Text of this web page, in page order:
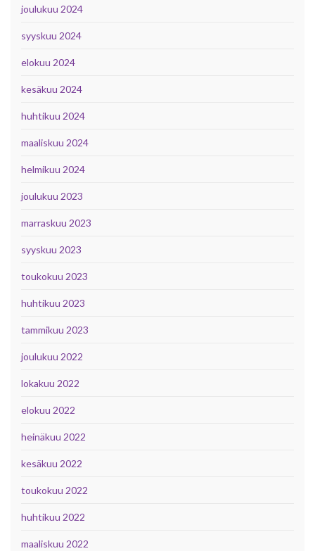
joulukuu 2024
syyskuu 2024
elokuu 2024
kesäkuu 2024
huhtikuu 2024
maaliskuu 2024
helmikuu 2024
joulukuu 2023
marraskuu 2023
syyskuu 2023
toukokuu 2023
huhtikuu 2023
tammikuu 2023
joulukuu 2022
lokakuu 2022
elokuu 2022
heinäkuu 2022
kesäkuu 2022
toukokuu 2022
huhtikuu 2022
maaliskuu 2022